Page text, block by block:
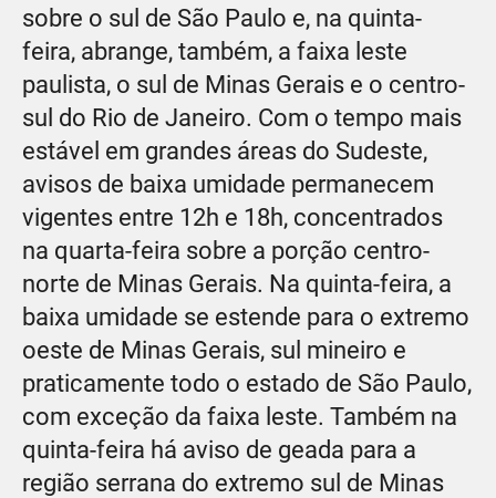
sobre o sul de São Paulo e, na quinta-
feira, abrange, também, a faixa leste
paulista, o sul de Minas Gerais e o centro-
sul do Rio de Janeiro. Com o tempo mais
estável em grandes áreas do Sudeste,
avisos de baixa umidade permanecem
vigentes entre 12h e 18h, concentrados
na quarta-feira sobre a porção centro-
norte de Minas Gerais. Na quinta-feira, a
baixa umidade se estende para o extremo
oeste de Minas Gerais, sul mineiro e
praticamente todo o estado de São Paulo,
com exceção da faixa leste. Também na
quinta-feira há aviso de geada para a
região serrana do extremo sul de Minas